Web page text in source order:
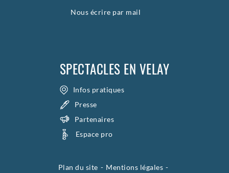
Nous écrire par mail
SPECTACLES EN VELAY
Infos pratiques
Presse
Partenaires
Espace pro
Plan du site
Mentions légales